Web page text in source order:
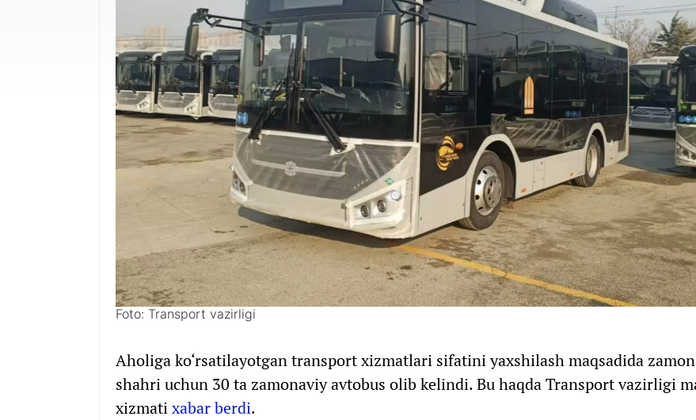
Foto: Transport vazirligi
Aholiga ko‘rsatilayotgan transport xizmatlari sifatini yaxshilash maqsadida
shahri uchun 30 ta zamonaviy avtobus olib kelindi. Bu haqda Transport vazirligi
xizmatixabar berdi.